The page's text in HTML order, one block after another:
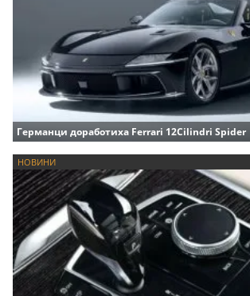
Германци доработиха Ferrari 12Cilindri Spider
НОВИНИ